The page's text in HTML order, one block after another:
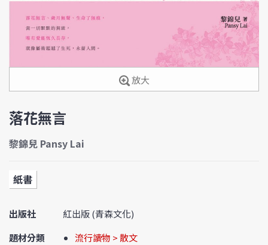
放大
落花無言
黎錦兒 Pansy Lai
紙書
出版社
紅出版 (青森文化)
題材分類
流行讀物 > 散文